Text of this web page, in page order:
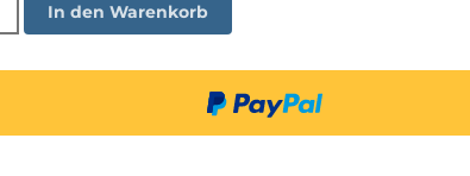
In den Warenkorb